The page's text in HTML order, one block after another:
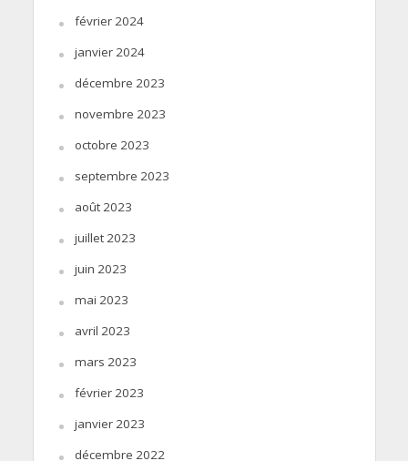
février 2024
janvier 2024
décembre 2023
novembre 2023
octobre 2023
septembre 2023
août 2023
juillet 2023
juin 2023
mai 2023
avril 2023
mars 2023
février 2023
janvier 2023
décembre 2022